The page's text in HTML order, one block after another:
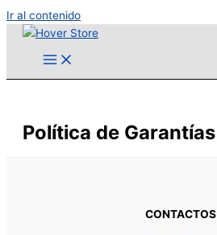
Ir al contenido
Política de Garantías
CONTACTOS